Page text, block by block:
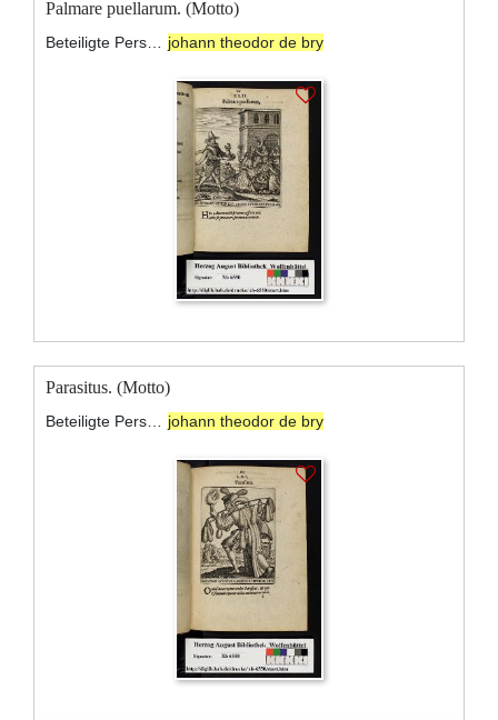
Palmare puellarum. (Motto)
johann theodor de bry
Parasitus. (Motto)
johann theodor de bry